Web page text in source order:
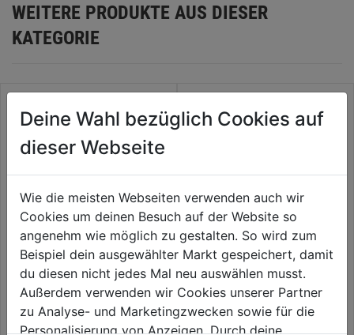
WEITERE PRODUKTE AUS DIESER
KATEGORIE
Ratschenring-Gabelschlüssel
21mm
0.0 (0)
Einmaulschlüssel 894
0.0 (0)
0.0
Deine Wahl bezüglich Cookies auf
dieser Webseite
Wie die meisten Webseiten verwenden auch wir
Cookies um deinen Besuch auf der Website so
angenehm wie möglich zu gestalten. So wird zum
Beispiel dein ausgewählter Markt gespeichert, damit
du diesen nicht jedes Mal neu auswählen musst.
Außerdem verwenden wir Cookies unserer Partner
zu Analyse- und Marketingzwecken sowie für die
Personalisierung von Anzeigen. Durch deine